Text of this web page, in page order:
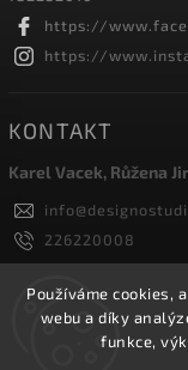
Používáme cookies,
webu a díky
funkce,
https://
https://
KONTAKT
Karel Vacek, Růžena
info@
226220008
605334326,
Designoshop
designoshop